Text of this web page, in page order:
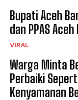
Bupati Aceh
dan PPAS
VIRAL
Warga Minta
Perbaiki
Kenyamanan